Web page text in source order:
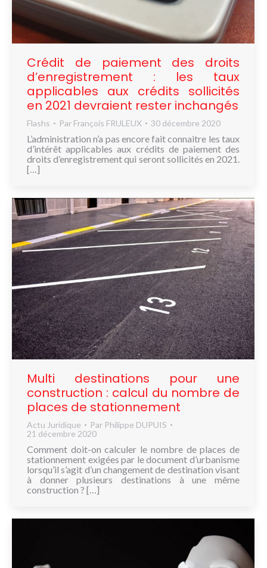
NOUS
CONNAÎTRE
CONTACT
Crédit de paiement des droits
d’enregistrement : les taux
applicables aux crédits sollicités
en 2021 devraient rester inchangés
Flashs Par François FRULEUX 30 décembre 2020
L’administration n’a pas encore fait connaitre les taux
d’intérêt applicables aux crédits de paiement des
droits d’enregistrement qui seront sollicités en 2021.
[…]
Multi destinations pour une
construction : calcul du nombre de
places de stationnement
Actu Juridique Par Philippe DUPUIS
21 décembre 2020
Comment doit-on calculer le nombre de places de
stationnement exigées par le document d’urbanisme
lorsqu’il s’agit d’un changement de destination visant
à donner plusieurs destinations à une même
construction ? […]